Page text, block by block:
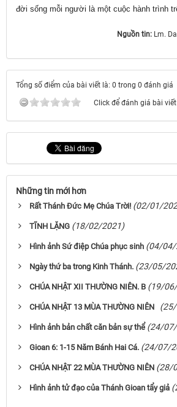
đời sống mỗi người là một cuộc hành trình
Nguồn tin: Lm.
Tổng số điểm của bài viết là: 0 trong 0 đánh giá
Click để đánh giá bài viết
Những tin mới hơn
Rất Thánh Đức Mẹ Chúa Trời! (02/01/
TĨNH LẶNG (18/02/2021)
Hình ảnh Sứ điệp Chúa phục sinh (04/04/
Ngày thứ ba trong Kinh Thánh. (23/05/
CHÚA NHẬT XII THƯỜNG NIÊN. B (19/
CHÚA NHẬT 13 MÙA THƯỜNG NIÊN
Hình ảnh bản chất căn bản sự thể (24/
Gioan 6: 1-15 Năm Bánh Hai Cá. (24/07/
CHÚA NHẬT 22 MÙA THƯỜNG NIÊN (28/
Hình ảnh tử đạo của Thánh Gioan tẩy giả